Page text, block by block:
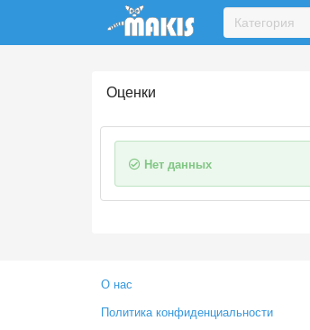
Update cookies preferences
Категория
Оценки
Нет данных
О нас
Политика конфиденциальности